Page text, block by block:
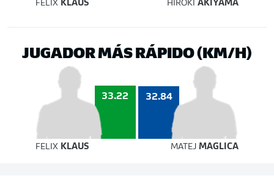
FELIX KLAUS HIROKIAKIYAMA
JUGADOR MÁS RÁPIDO (KM/H)
33.22 32.84
FELIX KLAUS MATEJMAGLICA